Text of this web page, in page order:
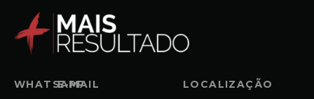
WHATSAPP
E-MAIL LOCALIZAÇÃO